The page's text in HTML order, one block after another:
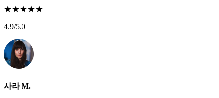
★★★★★
4.9/5.0
사라 M.